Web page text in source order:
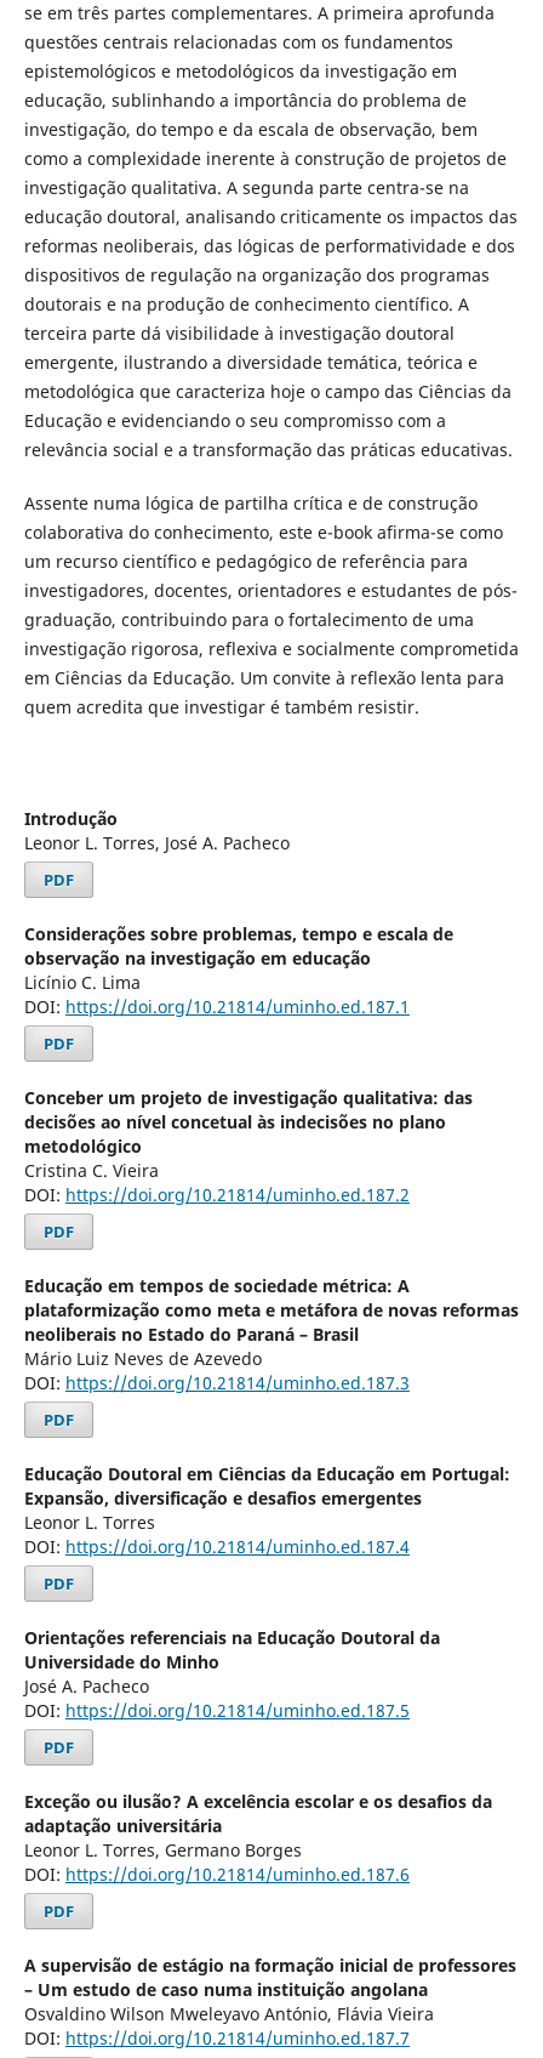
se em três partes complementares. A primeira aprofunda
questões centrais relacionadas com os fundamentos
epistemológicos e metodológicos da investigação em
educação, sublinhando a importância do problema de
investigação, do tempo e da escala de observação, bem
como a complexidade inerente à construção de projetos de
investigação qualitativa. A segunda parte centra-se na
educação doutoral, analisando criticamente os impactos das
reformas neoliberais, das lógicas de performatividade e dos
dispositivos de regulação na organização dos programas
doutorais e na produção de conhecimento científico. A
terceira parte dá visibilidade à investigação doutoral
emergente, ilustrando a diversidade temática, teórica e
metodológica que caracteriza hoje o campo das Ciências da
Educação e evidenciando o seu compromisso com a
relevância social e a transformação das práticas educativas.
Assente numa lógica de partilha crítica e de construção
colaborativa do conhecimento, este e-book afirma-se como
um recurso científico e pedagógico de referência para
investigadores, docentes, orientadores e estudantes de pós-
graduação, contribuindo para o fortalecimento de uma
investigação rigorosa, reflexiva e socialmente comprometida
em Ciências da Educação. Um convite à reflexão lenta para
quem acredita que investigar é também resistir.
Introdução
Leonor L. Torres, José A. Pacheco
PDF
Considerações sobre problemas, tempo e escala de
observação na investigação em educação
Licínio C. Lima
DOI: https://doi.org/10.21814/uminho.ed.187.1
PDF
Conceber um projeto de investigação qualitativa: das
decisões ao nível concetual às indecisões no plano
metodológico
Cristina C. Vieira
DOI: https://doi.org/10.21814/uminho.ed.187.2
PDF
Educação em tempos de sociedade métrica: A
plataformização como meta e metáfora de novas reformas
neoliberais no Estado do Paraná – Brasil
Mário Luiz Neves de Azevedo
DOI: https://doi.org/10.21814/uminho.ed.187.3
PDF
Educação Doutoral em Ciências da Educação em Portugal:
Expansão, diversificação e desafios emergentes
Leonor L. Torres
DOI: https://doi.org/10.21814/uminho.ed.187.4
PDF
Orientações referenciais na Educação Doutoral da
Universidade do Minho
José A. Pacheco
DOI: https://doi.org/10.21814/uminho.ed.187.5
PDF
Exceção ou ilusão? A excelência escolar e os desafios da
adaptação universitária
Leonor L. Torres, Germano Borges
DOI: https://doi.org/10.21814/uminho.ed.187.6
PDF
A supervisão de estágio na formação inicial de professores
– Um estudo de caso numa instituição angolana
Osvaldino Wilson Mweleyavo António, Flávia Vieira
DOI: https://doi.org/10.21814/uminho.ed.187.7